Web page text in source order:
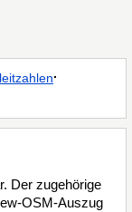
·
Der zugehörige
OSM-Auszug